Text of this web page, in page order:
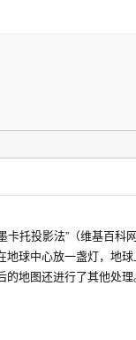
卡托投影法”（维基百科
地球中心放一盏灯，地
地图还进行了其他处理